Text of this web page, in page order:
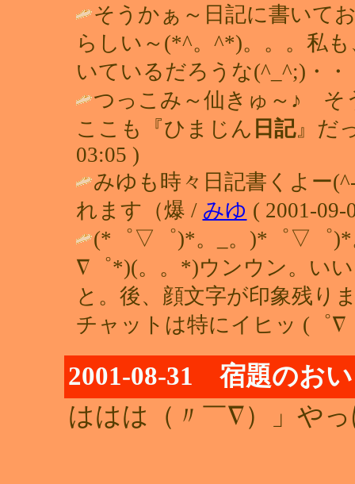
そうかぁ～日記に書いて
らしい～(*^。^*)。。。私
いているだろうな(^_^;)・
つっこみ～仙きゅ～♪ そ
ここも『ひまじん 日記』だ
03:05 )
みゆも時々日記書くよー
れます（爆 / みゆ ( 2001-09-
(*゜▽゜)*。_。)*゜▽゜)*
∇゜*)(。。*)ウンウン。い
と。後、顔文字が印象残
チャットは特にイヒッ (゜
2001-08-31 宿題のお
ははは（〃￣∇）」や